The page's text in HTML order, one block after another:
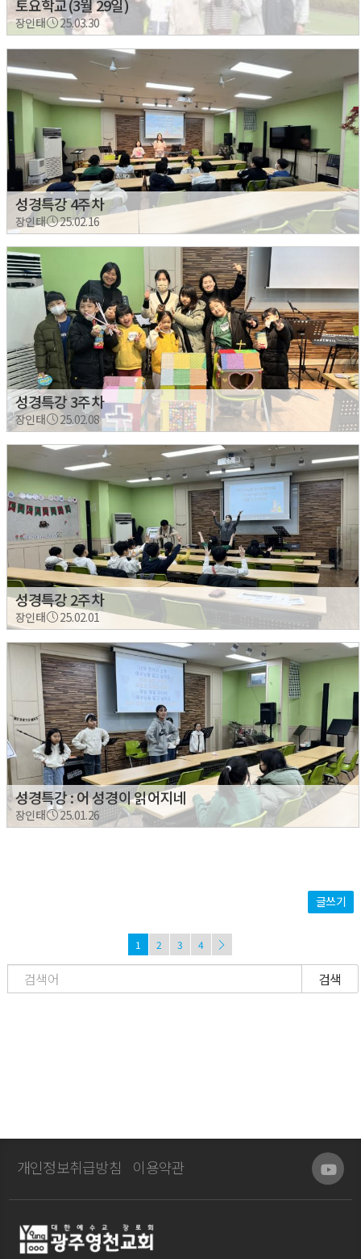
토요학교(3월 29일)
장인태 25.03.30
성경특강 4주차
장인태 25.02.16
성경특강 3주차
장인태 25.02.08
성경특강 2주차
장인태 25.02.01
성경특강 : 어 성경이 읽어지네
장인태 25.01.26
글쓰기
1 2 3 4
검색
개인정보취급방침 이용약관